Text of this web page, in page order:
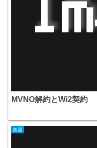
MVNO解約とWi2契約
楽器